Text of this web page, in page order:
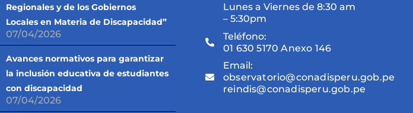
Regionales y de los Gobiernos
Locales en Materia de Discapacidad”
07/04/2026
Avances normativos para garantizar
la inclusión educativa de estudiantes
con discapacidad
07/04/2026
Lunes a Viernes de 8:30 am
– 5:30pm
Teléfono:
01 630 5170 Anexo 146
Email:
observatorio@conadisperu.gob.pe
reindis@conadisperu.gob.pe